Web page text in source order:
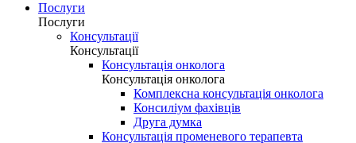
Послуги
Послуги
Консультації
Консультації
Консультація онколога
Консультація онколога
Комплексна консультація онколога
Консиліум фахівців
Друга думка
Консультація променевого терапевта